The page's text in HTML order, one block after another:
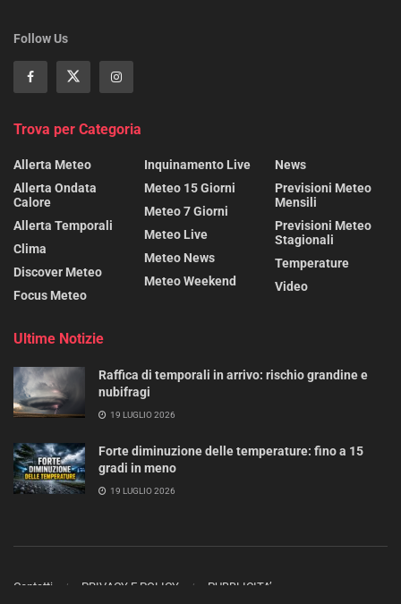
Follow Us
Trova per Categoria
Allerta Meteo
Allerta Ondata
Calore
Allerta Temporali
Clima
Discover Meteo
Focus Meteo
Inquinamento Live
Meteo 15 Giorni
Meteo 7 Giorni
Meteo Live
Meteo News
Meteo Weekend
News
Previsioni Meteo
Mensili
Previsioni Meteo
Stagionali
Temperature
Video
Ultime Notizie
Raffica di temporali in arrivo: rischio grandine e
nubifragi
19 LUGLIO 2026
Forte diminuzione delle temperature: fino a 15
gradi in meno
19 LUGLIO 2026
Contatti PRIVACY E POLICY PUBBLICITA’